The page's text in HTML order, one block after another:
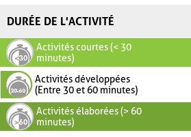
DURÉE DE L'ACTIVITÉ
Activités courtes (< 30
minutes)
Activités développées
(Entre 30 et 60 minutes)
Activités élaborées (> 60
minutes)